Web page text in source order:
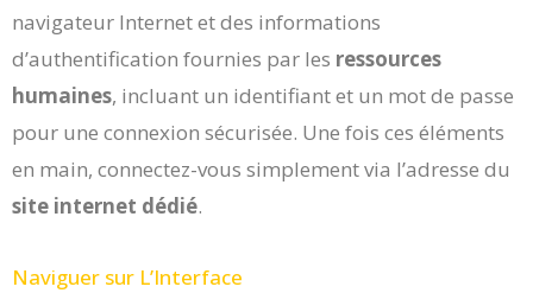
navigateur Internet et des informations
d’authentification fournies par les ressources
humaines, incluant un identifiant et un mot de passe
pour une connexion sécurisée. Une fois ces éléments
en main, connectez-vous simplement via l’adresse du
site internet dédié.
Naviguer sur L’Interface